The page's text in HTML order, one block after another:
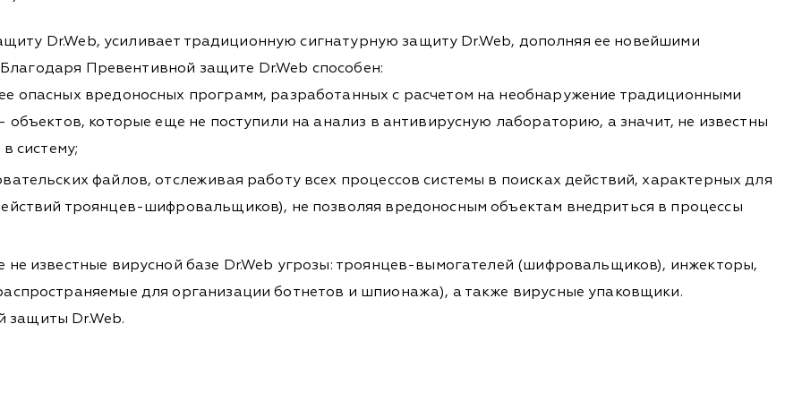
Dr.Web, усиливает традиционную сигнатурную защиту Dr.Web, дополняя ее новейшими
Превентивной защите Dr.Web способен:
опасных вредоносных программ, разработанных с расчетом на необнаружение традиционными
которые еще не поступили на анализ в антивирусную лабораторию, а значит, не известны
систему;
файлов, отслеживая работу всех процессов системы в поисках действий, характерных для
троянцев-шифровальщиков), не позволяя вредоносным объектам внедриться в процессы
известные вирусной базе Dr.Web угрозы: троянцев-вымогателей (шифровальщиков), инжекторы,
для организации ботнетов и шпионажа), а также вирусные упаковщики.
защиты Dr.Web.